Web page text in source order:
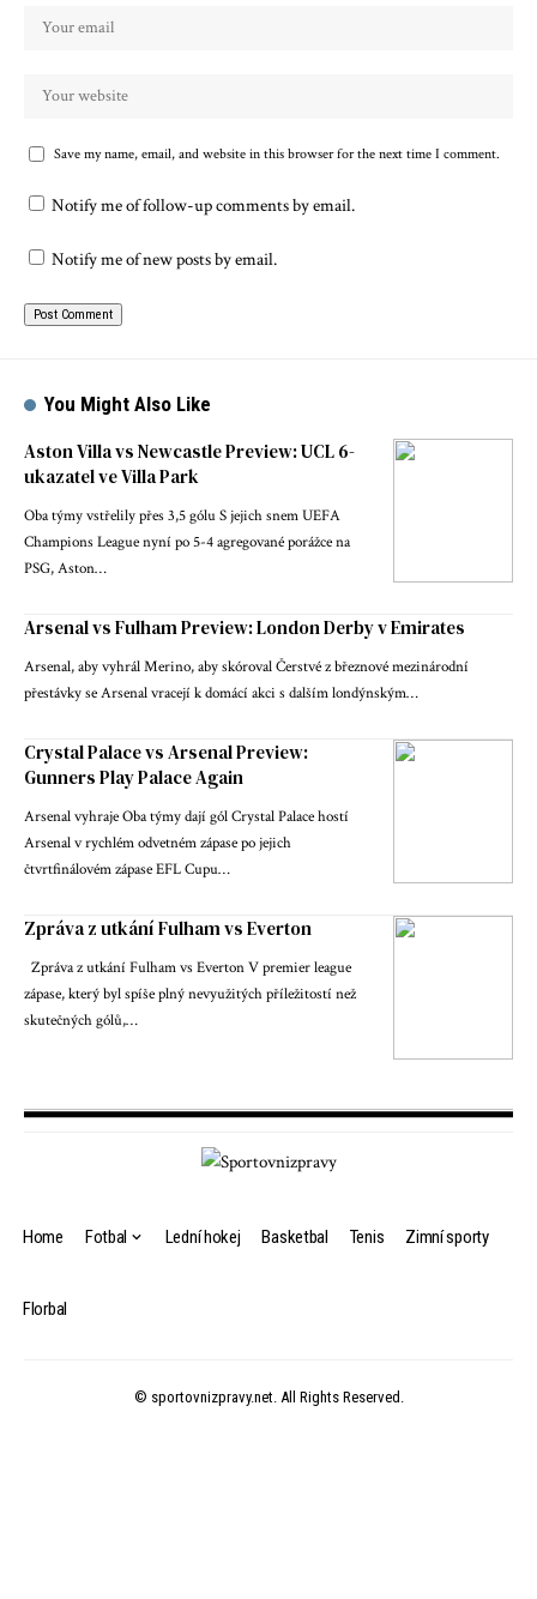
Save my name, email, and website in this browser for the next time I comment.
Notify me of follow-up comments by email.
Notify me of new posts by email.
You Might Also Like
Aston Villa vs Newcastle Preview: UCL 6-
ukazatel ve Villa Park
Oba týmy vstřelily přes 3,5 gólu S jejich snem UEFA
Champions League nyní po 5-4 agregované porážce na
PSG, Aston…
Arsenal vs Fulham Preview: London Derby v Emirates
Arsenal, aby vyhrál Merino, aby skóroval Čerstvé z březnové mezinárodní
přestávky se Arsenal vracejí k domácí akci s dalším londýnským…
Crystal Palace vs Arsenal Preview:
Gunners Play Palace Again
Arsenal vyhraje Oba týmy dají gól Crystal Palace hostí
Arsenal v rychlém odvetném zápase po jejich
čtvrtfinálovém zápase EFL Cupu…
Zpráva z utkání Fulham vs Everton
Zpráva z utkání Fulham vs Everton V premier league
zápase, který byl spíše plný nevyužitých příležitostí než
skutečných gólů,…
Home Fotbal Lední hokej Basketbal Tenis Zimní sporty
Florbal
© sportovnizpravy.net. All Rights Reserved.